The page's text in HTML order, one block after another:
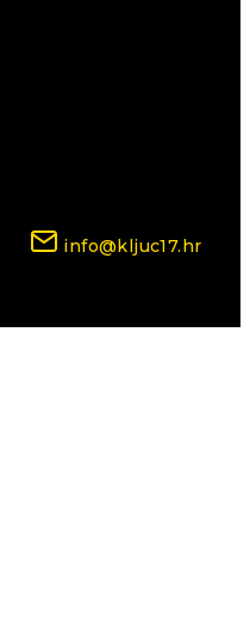
info@kljuc17.hr